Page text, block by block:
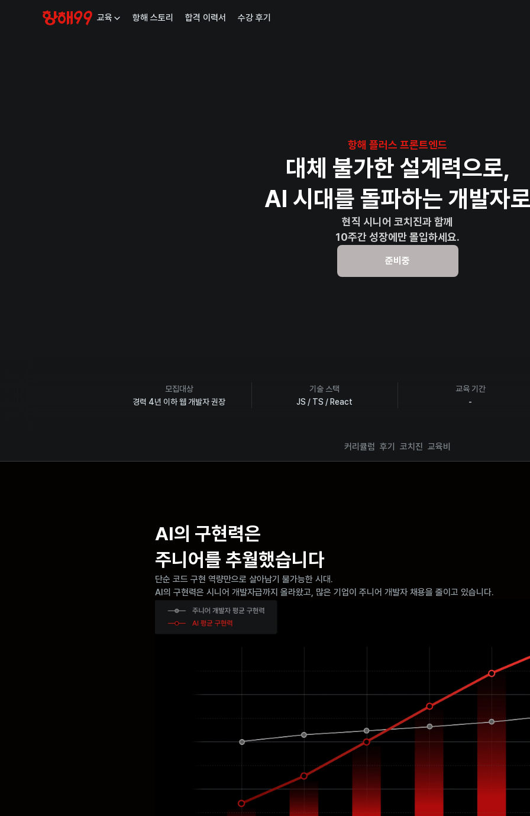
교육 항해 스토리 합격 이력서 수강 후기
항해 플러스 프론트엔드
대체 불가한 설계력으로,
AI 시대를 돌파하는 개발자
현직 시니어 코치진과 함께
10주간 성장에만 몰입하세요.
준비중
모집대상
경력 4년 이하 웹 개발자 권장
기술 스택
JS / TS / React
교육 기간
-
커리큘럼 후기 코치진 교육비
AI의 구현력은
주니어를 추월했습니다
단순 코드 구현 역량만으로 살아남기 불가능한 시대.
AI의 구현력은 시니어 개발자급까지 올라왔고, 많은 기업이 주니어 개발자 채용을 줄이고 있습니다.